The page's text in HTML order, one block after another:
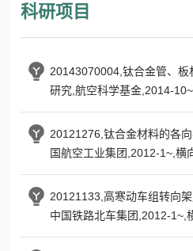
科研项目
20143070004,钛合金管、
研究,航空科学基金,2014-
20121276,钛合金材料的各
国航空工业集团,2012-1~,横
20121133,高寒动车组转向
中国铁路北车集团,2012-1~,